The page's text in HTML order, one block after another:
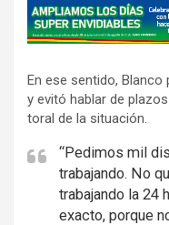
A
d
e
r
t
i
En ese sentido, Blanco
y evitó hablar de
toral de la situación.
“Pedimos mil
trabajando. No
trabajando la 24
exacto, porque